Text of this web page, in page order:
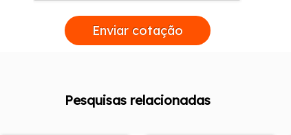
Enviar cotação
Pesquisas relacionadas